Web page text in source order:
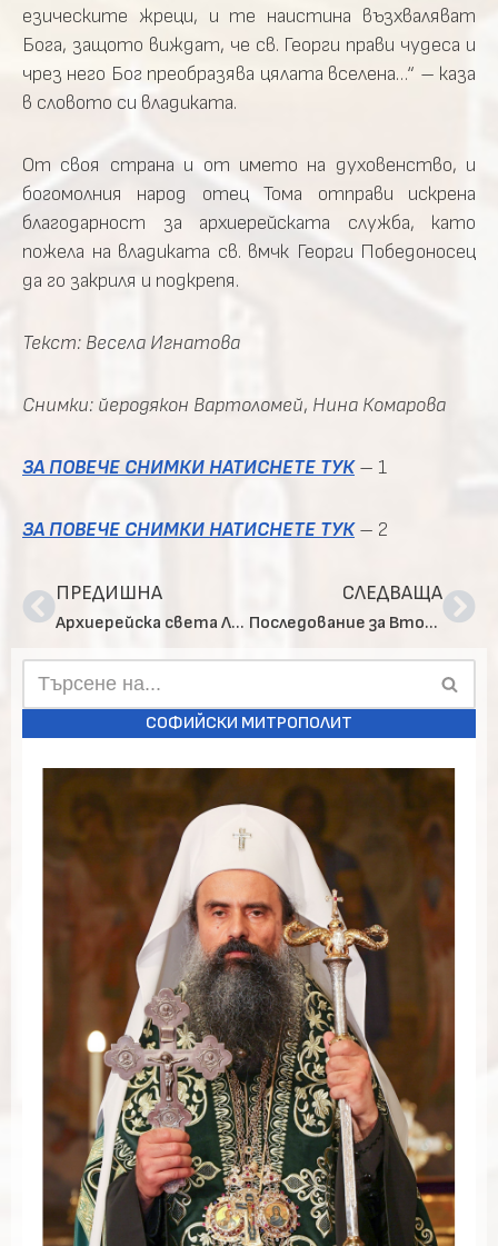
езическите жреци, и те наистина възхваляват
Бога, защото виждат, че св. Георги прави чудеса и
чрез него Бог преобразява цялата вселена…“ – каза
в словото си владиката.
От своя страна и от името на духовенство, и
богомолния народ отец Тома отправи искрена
благодарност за архиерейската служба, като
пожела на владиката св. вмчк Георги Победоносец
да го закриля и подкрепя.
Текст: Весела Игнатова
Снимки: йеродякон Вартоломей, Нина Комарова
ЗА ПОВЕЧЕ СНИМКИ НАТИСНЕТЕ ТУК– 1
ЗА ПОВЕЧЕ СНИМКИ НАТИСНЕТЕ ТУК– 2
ПРЕДИШНА
Архиерейска света Литургия в храм „Св. апостоли Петър и Павел“, с. Белчин
СЛЕДВАЩА
Последование за Второ Възкресение в столичния катедрален храм „Св. вмца Неделя“
СОФИЙСКИ МИТРОПОЛИТ